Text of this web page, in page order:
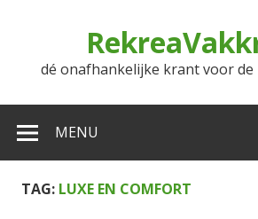
dé onafhankelijke krant voor
MENU
TAG: LUXE EN COMFORT